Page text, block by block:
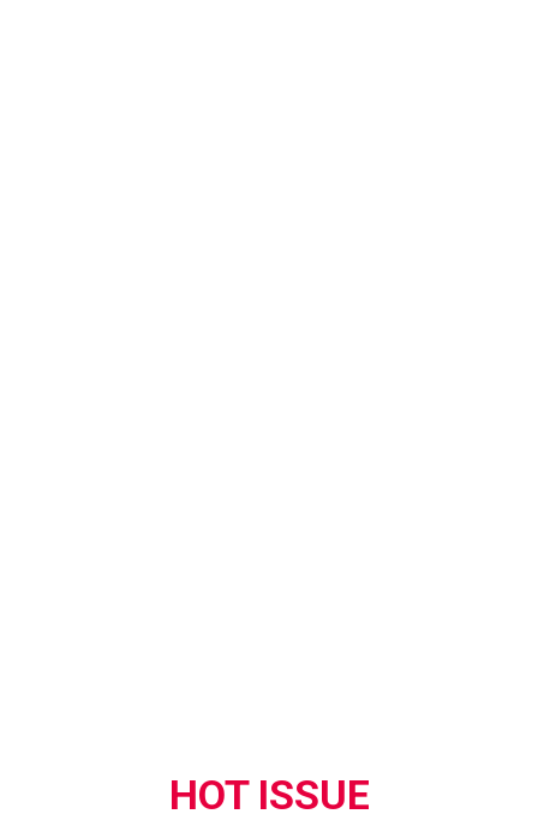
HOT ISSUE